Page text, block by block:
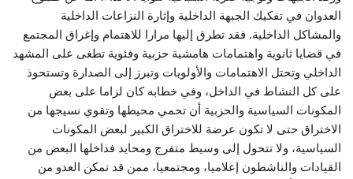
العدوان في تفكيك الجبهة الداخلية وإثارة النزاعات الداخلية
والمشاكل الداخلية. فقد تطرق إليها مرارا للاهتمام وإغراق المجتمع
في قضايا ثانوية واهتمامات هامشية حزبية وفئوية تطغى على المشهد
الداخلي وتحتل الاهتمامات والأولويات وتبرز إلى الصدارة وتستحوذ
على كل النشاط في الداخل، وفي خطابه كان لزاما على بعض
المكونات السياسية والحزبية أن تحمي محيطها وتقوي نسيجها من
الاختراق حتى لا تكون عرضة للاختراق الكبير لبعض المكونات
السياسية، ولا تتحول إلى وسيط متفرج ومحايد فداخلها البعض من
القيادات والناشطون إعلاميا، ومجتمعيا، ممن قد تمكن العدو من